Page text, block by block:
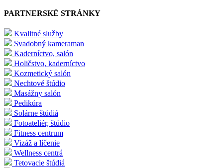
PARTNERSKÉ STRÁNKY
Kvalitné služby
Svadobný kameraman
Kaderníctvo, salón
Holičstvo, kaderníctvo
Kozmetický salón
Nechtové štúdio
Masážny salón
Pedikúra
Solárne štúdiá
Fotoateliér, štúdio
Fitness centrum
Vizáž a líčenie
Wellness centrá
Tetovacie štúdiá